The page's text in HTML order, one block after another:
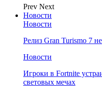
Prev Next
Новости
Новости
Релиз Gran Turismo 7
Новости
Игроки в Fortnite
световых мечах